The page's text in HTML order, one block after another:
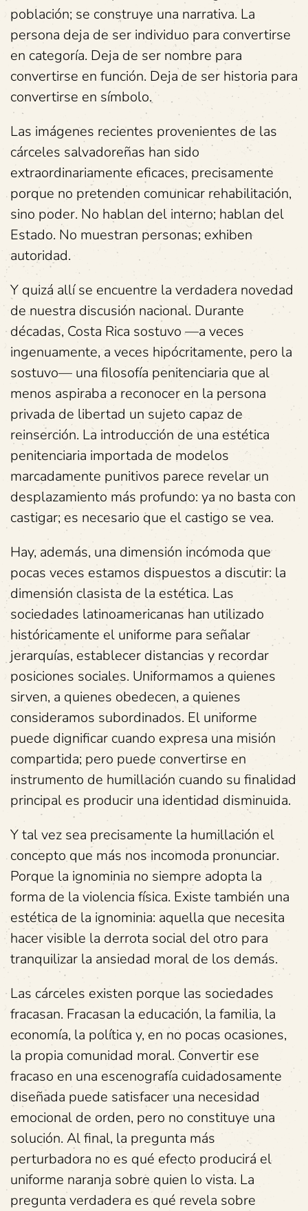
población; se construye una narrativa. La
persona deja de ser individuo para convertirse
en categoría. Deja de ser nombre para
convertirse en función. Deja de ser historia para
convertirse en símbolo.
Las imágenes recientes provenientes de las
cárceles salvadoreñas han sido
extraordinariamente eficaces, precisamente
porque no pretenden comunicar rehabilitación,
sino poder. No hablan del interno; hablan del
Estado. No muestran personas; exhiben
autoridad.
Y quizá allí se encuentre la verdadera novedad
de nuestra discusión nacional. Durante
décadas, Costa Rica sostuvo —a veces
ingenuamente, a veces hipócritamente, pero la
sostuvo— una filosofía penitenciaria que al
menos aspiraba a reconocer en la persona
privada de libertad un sujeto capaz de
reinserción. La introducción de una estética
penitenciaria importada de modelos
marcadamente punitivos parece revelar un
desplazamiento más profundo: ya no basta con
castigar; es necesario que el castigo se vea.
Hay, además, una dimensión incómoda que
pocas veces estamos dispuestos a discutir: la
dimensión clasista de la estética. Las
sociedades latinoamericanas han utilizado
históricamente el uniforme para señalar
jerarquías, establecer distancias y recordar
posiciones sociales. Uniformamos a quienes
sirven, a quienes obedecen, a quienes
consideramos subordinados. El uniforme
puede dignificar cuando expresa una misión
compartida; pero puede convertirse en
instrumento de humillación cuando su finalidad
principal es producir una identidad disminuida.
Y tal vez sea precisamente la humillación el
concepto que más nos incomoda pronunciar.
Porque la ignominia no siempre adopta la
forma de la violencia física. Existe también una
estética de la ignominia: aquella que necesita
hacer visible la derrota social del otro para
tranquilizar la ansiedad moral de los demás.
Las cárceles existen porque las sociedades
fracasan. Fracasan la educación, la familia, la
economía, la política y, en no pocas ocasiones,
la propia comunidad moral. Convertir ese
fracaso en una escenografía cuidadosamente
diseñada puede satisfacer una necesidad
emocional de orden, pero no constituye una
solución. Al final, la pregunta más
perturbadora no es qué efecto producirá el
uniforme naranja sobre quien lo vista. La
pregunta verdadera es qué revela sobre